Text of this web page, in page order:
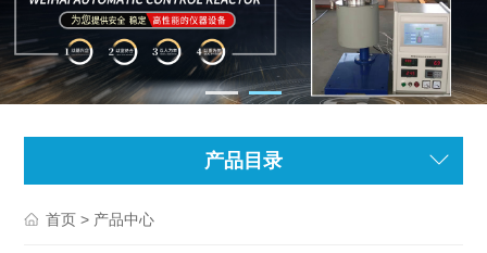
产品目录
首页 > 产品中心